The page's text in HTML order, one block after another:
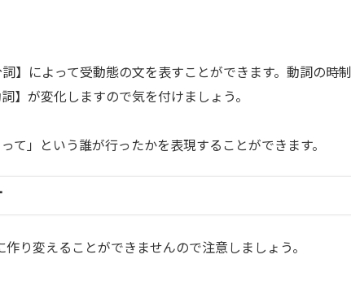
】によって受動態の文を表すことができます。動詞の時制
】が変化しますので気を付けましょう。
て」という誰が行ったかを表現することができます。
り変えることができませんので注意しましょう。